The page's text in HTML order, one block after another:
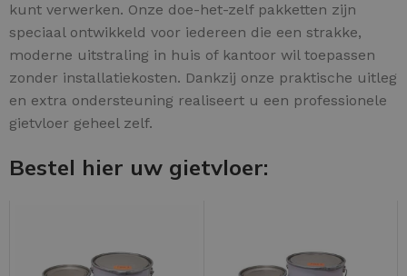
kunt verwerken. Onze doe-het-zelf pakketten zijn
speciaal ontwikkeld voor iedereen die een strakke,
moderne uitstraling in huis of kantoor wil toepassen
zonder installatiekosten. Dankzij onze praktische uitleg
en extra ondersteuning realiseert u een professionele
gietvloer geheel zelf.
Bestel hier uw gietvloer: